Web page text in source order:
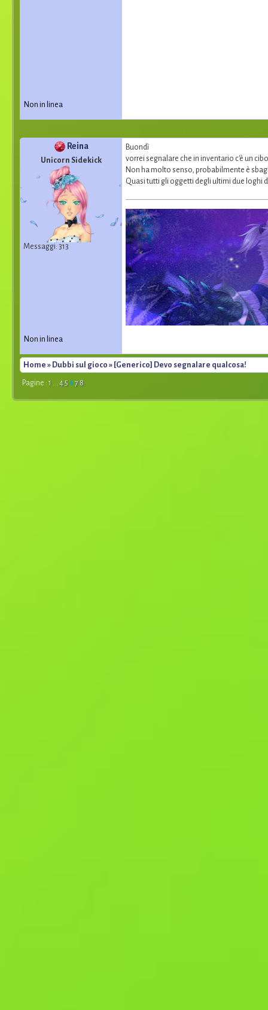
Non in linea
Reina
Unicorn Sidekick
Messaggi: 313
Buondì
vorrei segnalare che in inventario c'è un
Non ha molto senso, probabilmente è
Quasi tutti gli oggetti degli ultimi due loghi
Non in linea
Home » Dubbi sul gioco » [Generico] Devo segnalare qualcosa!
Pagine : 1 ... 45 67 8